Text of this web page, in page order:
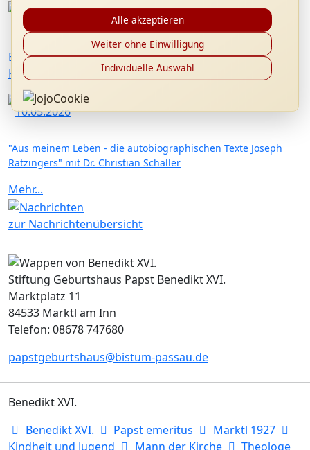
23.05.2026
Besuch von Msgr. Christoph Huber, Generalpräses von
Kolping International
10.05.2026
"Aus meinem Leben - die autobiographischen Texte Joseph
Ratzingers" mit Dr. Christian Schaller
Mehr...
zur Nachrichtenübersicht
Stiftung Geburtshaus Papst Benedikt XVI.
Marktplatz 11
84533 Marktl am Inn
Telefon: 08678 747680
papstgeburtshaus@bistum-passau.de
Benedikt XVI.
Benedikt XVI.
Papst emeritus
Marktl 1927
Kindheit und Jugend
Mann der Kirche Theologe
Alle akzeptieren
Weiter ohne Einwilligung
Individuelle Auswahl